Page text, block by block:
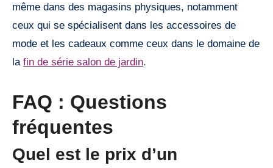
même dans des magasins physiques, notamment
ceux qui se spécialisent dans les accessoires de
mode et les cadeaux comme ceux dans le domaine de
la fin de série salon de jardin.
FAQ : Questions
fréquentes
Quel est le prix d’un